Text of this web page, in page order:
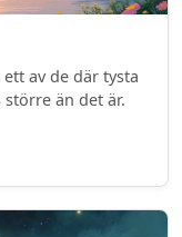
av de där tysta
än det är.